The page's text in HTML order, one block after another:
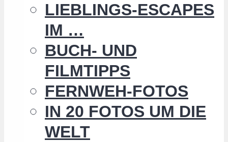
LIEBLINGS-ESCAPES
IM …
BUCH- UND
FILMTIPPS
FERNWEH-FOTOS
IN 20 FOTOS UM DIE
WELT